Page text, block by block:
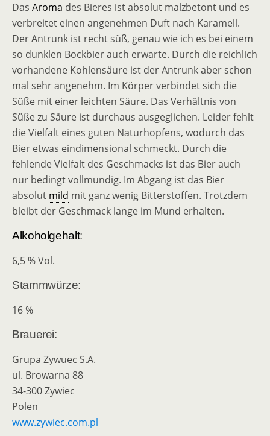
Das Aroma des Bieres ist absolut malzbetont und es
verbreitet einen angenehmen Duft nach Karamell.
Der Antrunk ist recht süß, genau wie ich es bei einem
so dunklen Bockbier auch erwarte. Durch die reichlich
vorhandene Kohlensäure ist der Antrunk aber schon
mal sehr angenehm. Im Körper verbindet sich die
Süße mit einer leichten Säure. Das Verhältnis von
Süße zu Säure ist durchaus ausgeglichen. Leider fehlt
die Vielfalt eines guten Naturhopfens, wodurch das
Bier etwas eindimensional schmeckt. Durch die
fehlende Vielfalt des Geschmacks ist das Bier auch
nur bedingt vollmundig. Im Abgang ist das Bier
absolut mild mit ganz wenig Bitterstoffen. Trotzdem
bleibt der Geschmack lange im Mund erhalten.
Alkoholgehalt:
6,5 % Vol.
Stammwürze:
16 %
Brauerei:
Grupa Zywuec S.A.
ul. Browarna 88
34-300 Zywiec
Polen
www.zywiec.com.pl